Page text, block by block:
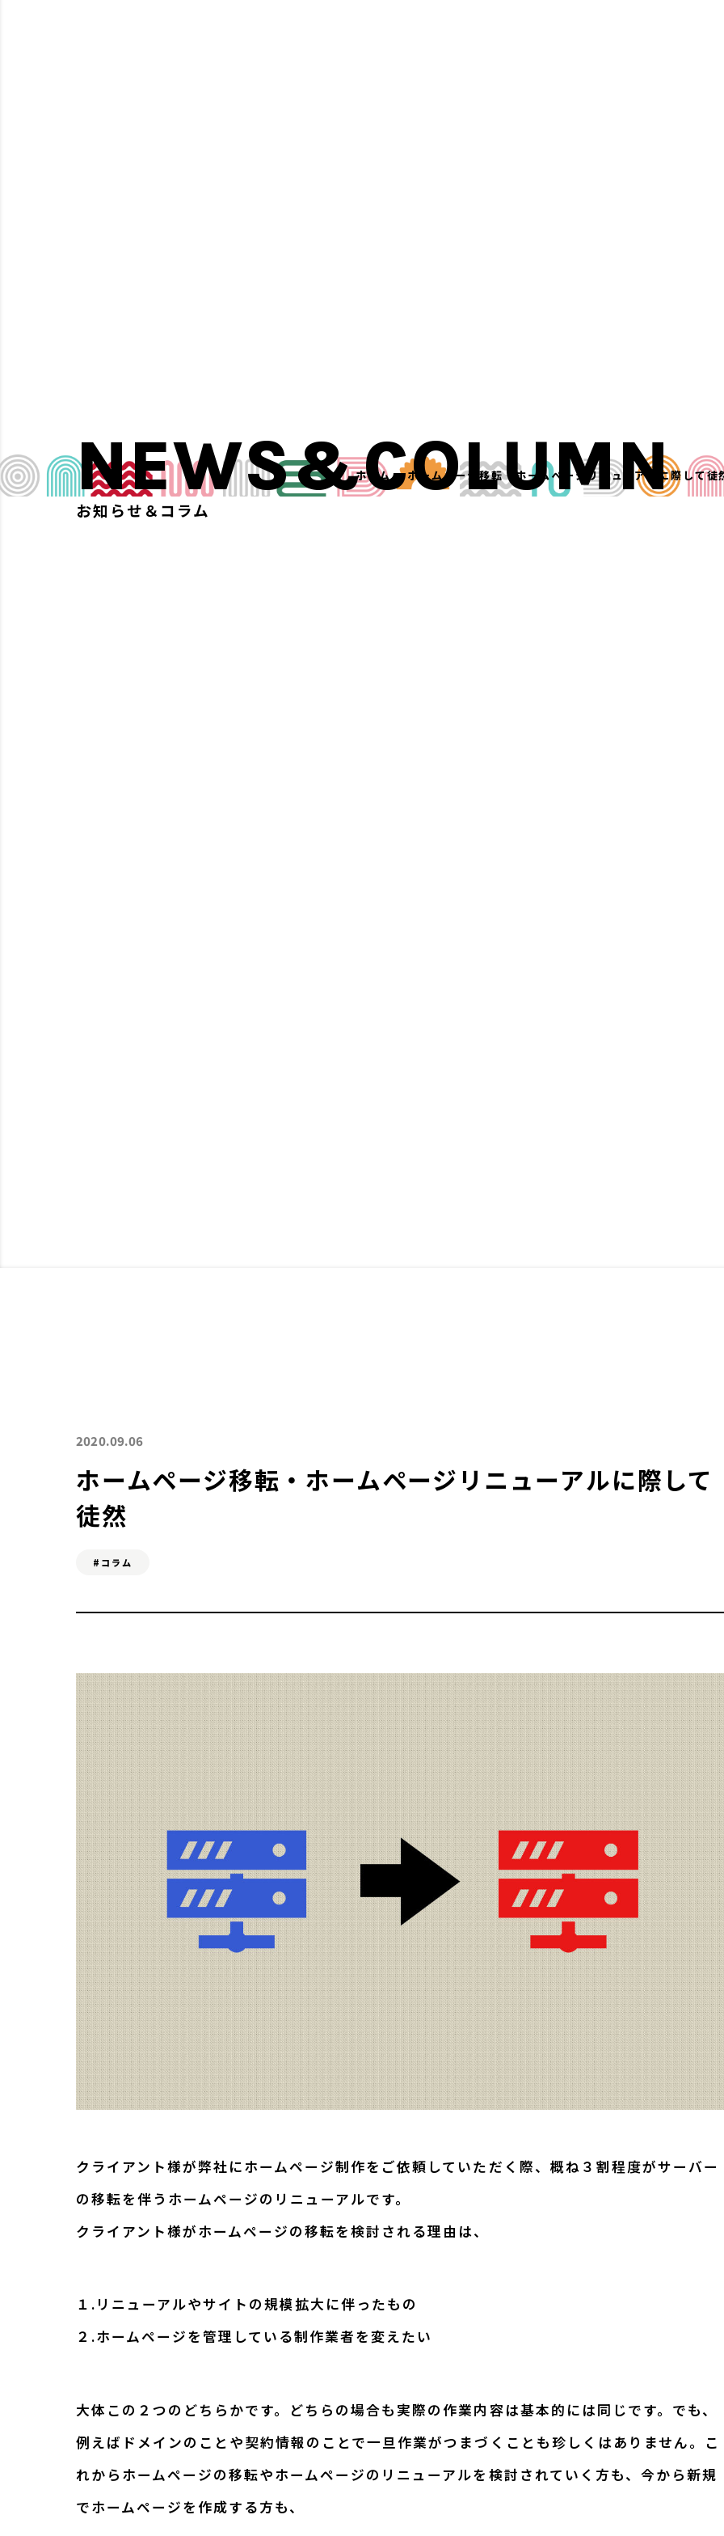
よくある質問
SERVICE
ホームページ制作
CONTACT
お問い合わせ
ADVICE
無料相談
平日：
NEWS&COLUMN
お知らせ＆コラム
ホーム»ホームページ移転・ホームページリニューアルに際して徒
2020.09.06
ホームページ移転・ホームページリニューアルに際して
徒然
#コラム
クライアント様が弊社にホームページ制作をご依頼していただく際、概ね３割程度がサーバー
の移転を伴うホームページのリニューアルです。
クライアント様がホームページの移転を検討される理由は、
１.リニューアルやサイトの規模拡大に伴ったもの
２.ホームページを管理している制作業者を変えたい
大体この２つのどちらかです。どちらの場合も実際の作業内容は基本的には同じです。でも、
例えばドメインのことや契約情報のことで一旦作業がつまづくことも珍しくはありません。こ
れからホームページの移転やホームページのリニューアルを検討されていく方も、今から新規
でホームページを作成する方も、